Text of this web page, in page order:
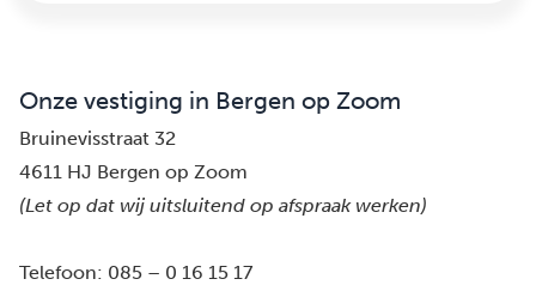
Onze vestiging in Bergen op Zoom
Bruinevisstraat 32
4611 HJ Bergen op Zoom
(Let op dat wij uitsluitend op afspraak werken)
Telefoon: 085 – 0 16 15 17